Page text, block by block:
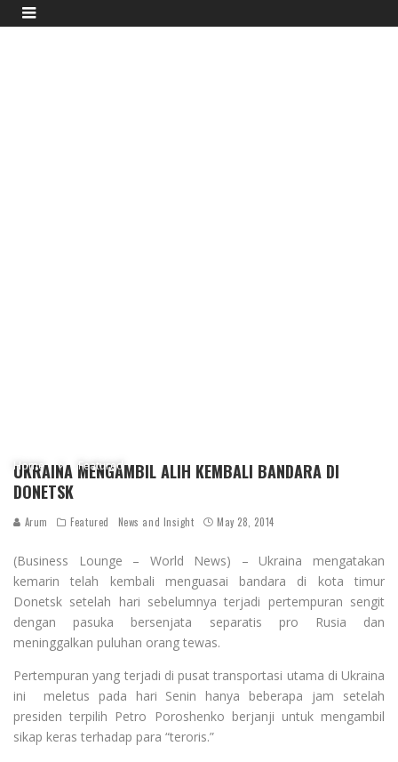
Home Featured
UKRAINA MENGAMBIL ALIH KEMBALI BANDARA DI
DONETSK
Arum Featured News and Insight May 28, 2014
(Business Lounge – World News) – Ukraina mengatakan
kemarin telah kembali menguasai bandara di kota timur
Donetsk setelah hari sebelumnya terjadi pertempuran sengit
dengan pasuka bersenjata separatis pro Rusia dan
meninggalkan puluhan orang tewas.
Pertempuran yang terjadi di pusat transportasi utama di Ukraina
ini meletus pada hari Senin hanya beberapa jam setelah
presiden terpilih Petro Poroshenko berjanji untuk mengambil
sikap keras terhadap para “teroris.”